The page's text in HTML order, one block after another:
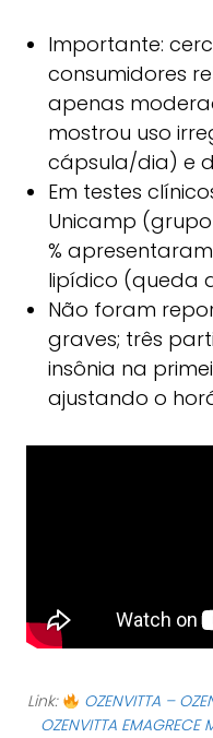
Importante:
consumidores
apenas
mostrou uso
cápsula/dia) e
Em testes
Unicamp
%
lipídico (queda
Não foram
graves; três
insônia na
ajustando o
Link: OZENVITTA –
OZENVITTA EMAGRECE